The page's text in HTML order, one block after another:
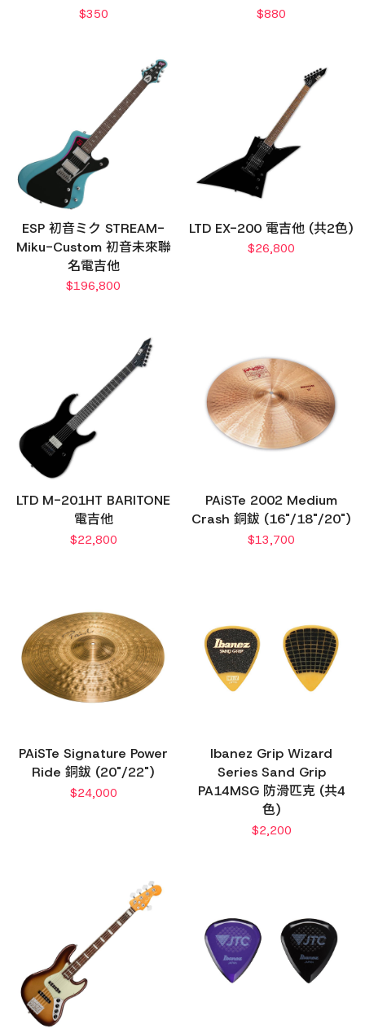
$350 $880
ESP 初音ミク STREAM-
Miku-Custom 初音未來聯
名電吉他
$196,800
LTD EX-200 電吉他 (共2色)
$26,800
LTD M-201HT BARITONE
電吉他
$22,800
PAiSTe 2002 Medium
Crash 銅鈸 (16"/18"/20")
$13,700
PAiSTe Signature Power
Ride 銅鈸 (20"/22")
$24,000
Ibanez Grip Wizard
Series Sand Grip
PA14MSG 防滑匹克 (共4
色)
$2,200